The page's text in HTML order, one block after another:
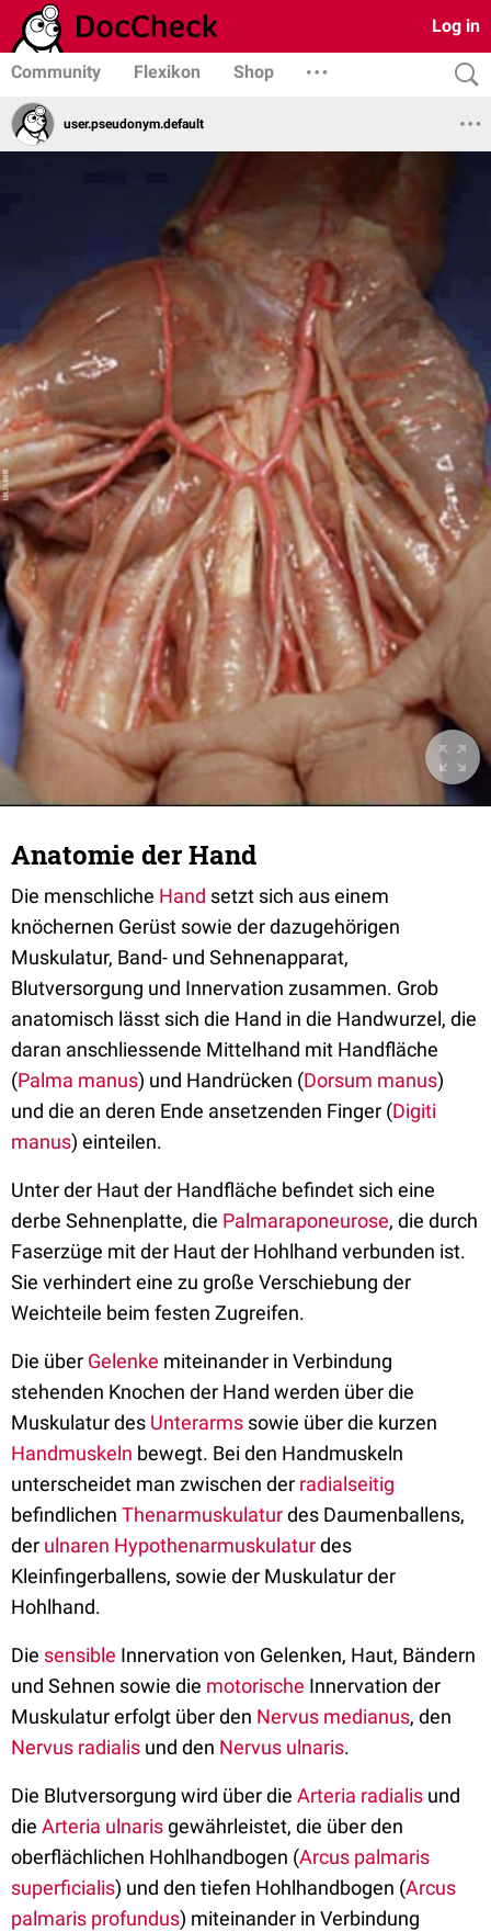
Log in
Community Flexikon Shop
user.pseudonym.default
Anatomie der Hand
Die menschliche Hand setzt sich aus einem
knöchernen Gerüst sowie der dazugehörigen
Muskulatur, Band- und Sehnenapparat,
Blutversorgung und Innervation zusammen. Grob
anatomisch lässt sich die Hand in die Handwurzel, die
daran anschliessende Mittelhand mit Handfläche
(Palma manus) und Handrücken (Dorsum manus)
und die an deren Ende ansetzenden Finger (Digiti
manus) einteilen.
Unter der Haut der Handfläche befindet sich eine
derbe Sehnenplatte, die Palmaraponeurose, die durch
Faserzüge mit der Haut der Hohlhand verbunden ist.
Sie verhindert eine zu große Verschiebung der
Weichteile beim festen Zugreifen.
Die über Gelenke miteinander in Verbindung
stehenden Knochen der Hand werden über die
Muskulatur des Unterarms sowie über die kurzen
Handmuskeln bewegt. Bei den Handmuskeln
unterscheidet man zwischen der radialseitig
befindlichen Thenarmuskulaturdes Daumenballens,
der ulnaren Hypothenarmuskulaturdes
Kleinfingerballens, sowie der Muskulatur der
Hohlhand.
Die sensible Innervation von Gelenken, Haut, Bändern
und Sehnen sowie die motorische Innervation der
Muskulatur erfolgt über den Nervus medianus, den
Nervus radialis und den Nervus ulnaris.
Die Blutversorgung wird über die Arteria radialis und
die Arteria ulnarisgewährleistet, die über den
oberflächlichen Hohlhandbogen (Arcus palmaris
superficialis) und den tiefen Hohlhandbogen (Arcus
palmaris profundus) miteinander in Verbindung